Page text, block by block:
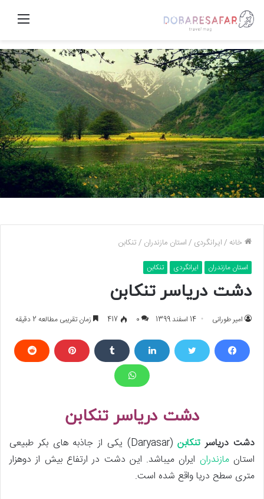
منو
خانه /ایرانگردی /استان مازندران /تنکابن
استان مازندران ایرانگردی تنکابن
دشت دریاسر تنکابن
امیر طورانی 14 اسفند 1399 0
417 زمان تقریبی مطالعه 2 دقیقه
دشت دریاسر تنکابن
دشت دریاسر تنکابن
(Daryasar) یکی از جاذبه های بکر طبیعی
استانمازندران ایران میباشد. این دشت در ارتفاع بیش از دوهزار
متری سطح دریا واقع شده است.